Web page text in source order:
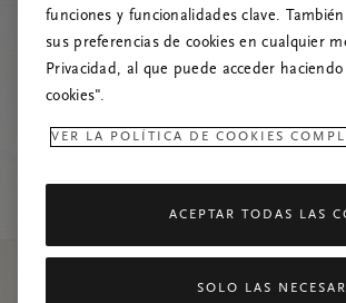
funciones y funcionalidades clave.
sus preferencias de cookies en cualquier
Privacidad, al que puede acceder
cookies".
VER LA POLÍTICA DE COOKIES
ACEPTAR TODAS LAS
SOLO LAS